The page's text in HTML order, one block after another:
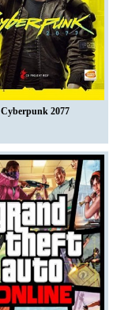
Cyberpunk 2077